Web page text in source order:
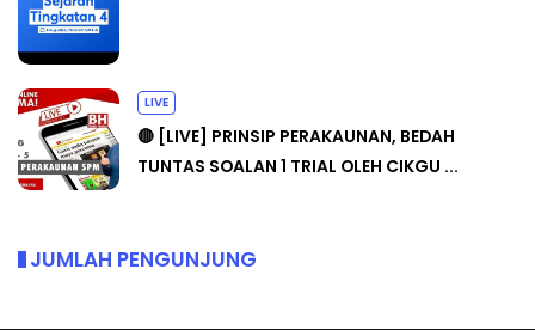
LIVE
🔴 [LIVE] PRINSIP PERAKAUNAN, BEDAH
TUNTAS SOALAN 1 TRIAL OLEH CIKGU ...
JUMLAH PENGUNJUNG